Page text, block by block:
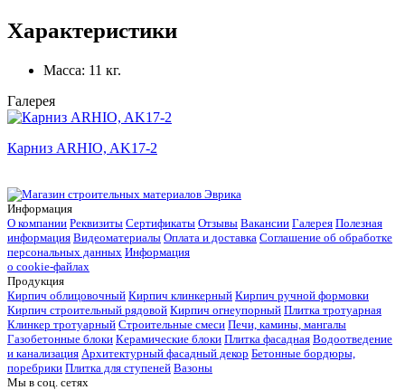
Характеристики
Масса: 11 кг.
Галерея
Карниз ARHIO, AK17-2
Информация
О компании Реквизиты Сертификаты Отзывы Вакансии Галерея Полезная
информация Видеоматериалы Оплата и доставка Соглашение об обработке
персональных данных Информация
о cookie-файлах
Продукция
Кирпич облицовочный Кирпич клинкерный Кирпич ручной формовки
Кирпич строительный рядовой Кирпич огнеупорный Плитка тротуарная
Клинкер тротуарный Строительные смеси Печи, камины, мангалы
Газобетонные блоки Керамические блоки Плитка фасадная Водоотведение
и канализация Архитектурный фасадный декор Бетонные бордюры,
поребрики Плитка для ступеней Вазоны
Мы в соц. сетях